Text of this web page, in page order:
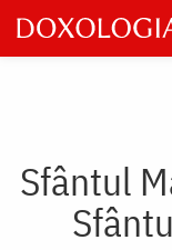
Skip
to
main
Sfântul